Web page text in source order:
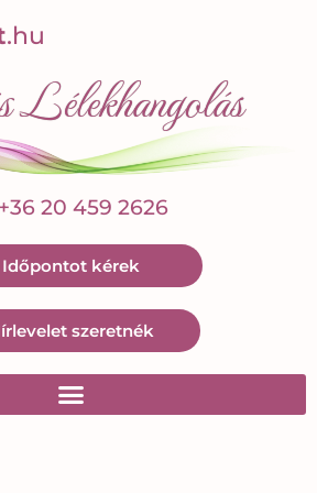
.hu
Lélekhangolás
+36 20 459 2626
Időpontot kérek
szeretnék